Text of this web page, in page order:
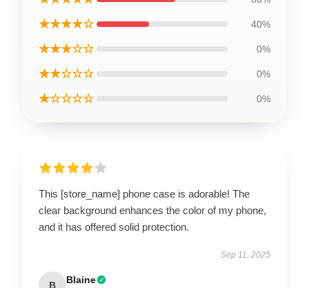
★★★★☆ 40%
★★★☆☆ 0%
★★☆☆☆ 0%
★☆☆☆☆ 0%
This [store_name] phone case is adorable! The
clear background enhances the color of my phone,
and it has offered solid protection.
Sep 11, 2025
B Blaine